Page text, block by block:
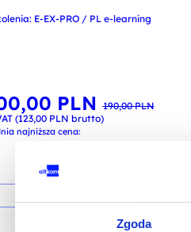
Zgoda
E-EX-PRO / PL e-learning
190,00PLN
PLN
(123,00 PLN brutto)
najniższa cena: